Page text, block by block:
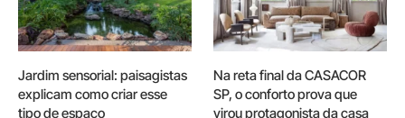
Jardim sensorial: paisagistas
explicam como criar esse
tipo de espaço
Na reta final da CASACOR
SP, o conforto prova que
virou protagonista da casa